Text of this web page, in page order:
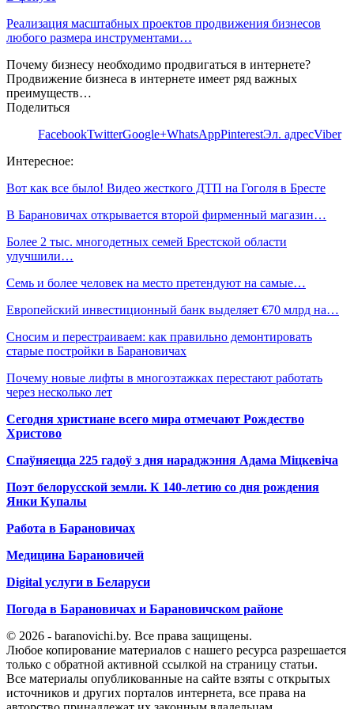
Реализация масштабных проектов продвижения бизнесов
любого размера инструментами…
Почему бизнесу необходимо продвигаться в интернете?
Продвижение бизнеса в интернете имеет ряд важных
преимуществ…
Поделиться
FacebookTwitterGoogle+WhatsAppPinterestЭл. адресViber
Интересное:
Вот как все было! Видео жесткого ДТП на Гоголя в Бресте
В Барановичах открывается второй фирменный магазин…
Более 2 тыс. многодетных семей Брестской области
улучшили…
Семь и более человек на место претендуют на самые…
Европейский инвестиционный банк выделяет €70 млрд на…
Сносим и перестраиваем: как правильно демонтировать
старые постройки в Барановичах
Почему новые лифты в многоэтажках перестают работать
через несколько лет
Сегодня христиане всего мира отмечают Рождество
Христово
Спаўняецца 225 гадоў з дня нараджэння Адама Міцкевіча
Поэт белорусской земли. К 140-летию со дня рождения
Янки Купалы
Работа в Барановичах
Медицина Барановичей
Digital услуги в Беларуси
Погода в Барановичах и Барановичском районе
© 2026 - baranovichi.by. Все права защищены.
Любое копирование материалов с нашего ресурса разрешается
только с обратной активной ссылкой на страницу статьи.
Все материалы опубликованные на сайте взяты с открытых
источников и других порталов интернета, все права на